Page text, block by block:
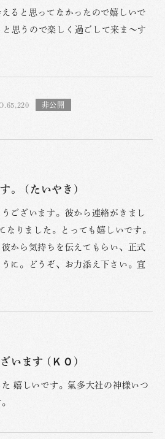
ると思ってなかったので嬉しいで
思うので楽しく過ごして来ま〜す
。 (たいやき)
ございます。彼から連絡がきまし
なりました。とっても嬉しいです。
から気持ちを伝えてもらい、正式
に。どうぞ、お力添え下さい。宜
います (ＫＯ)
嬉しいです。氣多大社の神様いつ